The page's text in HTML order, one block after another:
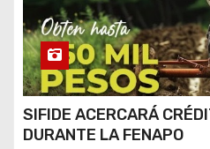
SIFIDE ACERCARÁ
DURANTE LA FENAPO